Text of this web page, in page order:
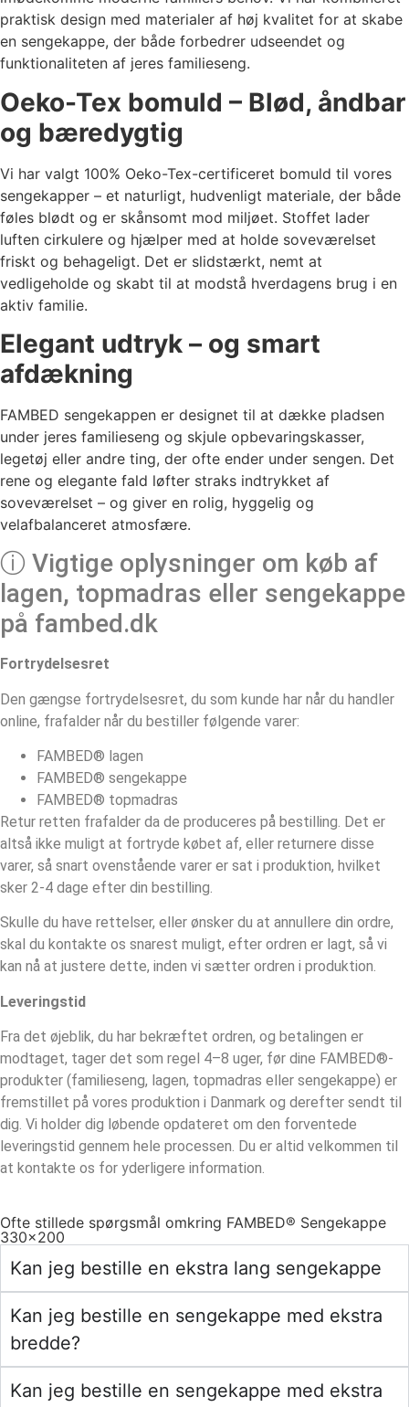
praktisk design med materialer af høj kvalitet for at skabe
en sengekappe, der både forbedrer udseendet og
funktionaliteten af jeres familieseng.
Oeko-Tex bomuld – Blød, åndbar
og bæredygtig
Vi har valgt 100% Oeko-Tex-certificeret bomuld til vores
sengekapper – et naturligt, hudvenligt materiale, der både
føles blødt og er skånsomt mod miljøet. Stoffet lader
luften cirkulere og hjælper med at holde soveværelset
friskt og behageligt. Det er slidstærkt, nemt at
vedligeholde og skabt til at modstå hverdagens brug i en
aktiv familie.
Elegant udtryk – og smart
afdækning
FAMBED sengekappen er designet til at dække pladsen
under jeres familieseng og skjule opbevaringskasser,
legetøj eller andre ting, der ofte ender under sengen. Det
rene og elegante fald løfter straks indtrykket af
soveværelset – og giver en rolig, hyggelig og
velafbalanceret atmosfære.
ⓘ Vigtige oplysninger om køb af
lagen, topmadras eller sengekappe
på fambed.dk
Fortrydelsesret
Den gængse fortrydelsesret, du som kunde har når du handler
online, frafalder når du bestiller følgende varer:
FAMBED® lagen
FAMBED® sengekappe
FAMBED® topmadras
Retur retten frafalder da de produceres på bestilling. Det er
altså ikke muligt at fortryde købet af, eller returnere disse
varer, så snart ovenstående varer er sat i produktion, hvilket
sker 2-4 dage efter din bestilling.
Skulle du have rettelser, eller ønsker du at annullere din ordre,
skal du kontakte os snarest muligt, efter ordren er lagt, så vi
kan nå at justere dette, inden vi sætter ordren i produktion.
Leveringstid
Fra det øjeblik, du har bekræftet ordren, og betalingen er
modtaget, tager det som regel 4–8 uger, før dine FAMBED®-
produkter (familieseng, lagen, topmadras eller sengekappe) er
fremstillet på vores produktion i Danmark og derefter sendt til
dig. Vi holder dig løbende opdateret om den forventede
leveringstid gennem hele processen. Du er altid velkommen til
at kontakte os for yderligere information.
Ofte stillede spørgsmål omkring FAMBED® Sengekappe
330×200
Kan jeg bestille en ekstra lang sengekappe
Kan jeg bestille en sengekappe med ekstra
bredde?
Kan jeg bestille en sengekappe med ekstra